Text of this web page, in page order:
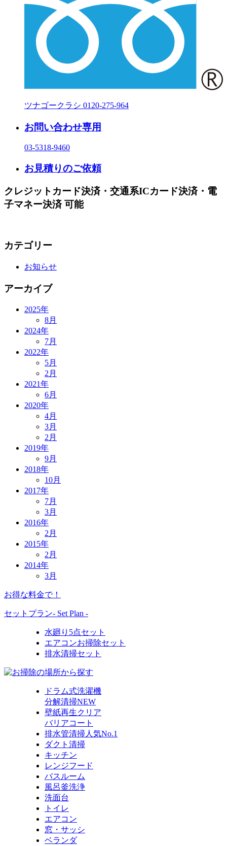
ツナゴークラシ 0120-275-964
お問い合わせ専用
03-5318-9460
お見積りのご依頼
クレジットカード決済・交通系ICカード決済・電
子マネー決済 可能
カテゴリー
お知らせ
アーカイブ
2025年
8月
2024年
7月
2022年
5月
2月
2021年
6月
2020年
4月
3月
2月
2019年
9月
2018年
10月
2017年
7月
3月
2016年
2月
2015年
2月
2014年
3月
お得な料金で！
セットプラン- Set Plan -
水廻り5点セット
エアコンお掃除セット
排水清掃セット
ドラム式洗濯機
分解清掃NEW
壁紙再生クリア
バリアコート
排水管清掃人気No.1
ダクト清掃
キッチン
レンジフード
バスルーム
風呂釜洗浄
洗面台
トイレ
エアコン
窓・サッシ
ベランダ